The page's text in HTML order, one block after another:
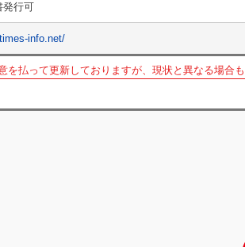
発行可
info.net/
払って更新しておりますが、現状と異なる場合